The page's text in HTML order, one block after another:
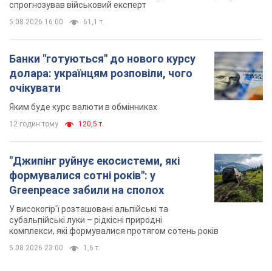
спрогнозував військовий експерт
5.08.2026 16:00 61,1 т.
Банки "готуються" до нового курсу
долара: українцям розповіли, чого
очікувати
Яким буде курс валюти в обмінниках
12 годин тому 120,5 т.
"Джипінг руйнує екосистеми, які
формувалися сотні років": у
Greenpeace забили на сполох
У високогір'ї розташовані альпійські та
субальпійські луки – рідкісні природні
комплекси, які формувалися протягом сотень років
5.08.2026 23:00 1,6 т.